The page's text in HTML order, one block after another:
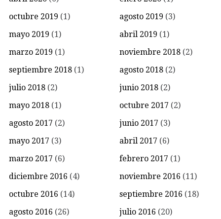
octubre 2019 (1) agosto 2019 (3)
mayo 2019 (1) abril 2019 (1)
marzo 2019 (1) noviembre 2018 (2)
septiembre 2018 (1) agosto 2018 (2)
julio 2018 (2) junio 2018 (2)
mayo 2018 (1) octubre 2017 (2)
agosto 2017 (2) junio 2017 (3)
mayo 2017 (3) abril 2017 (6)
marzo 2017 (6) febrero 2017 (1)
diciembre 2016 (4) noviembre 2016 (11)
octubre 2016 (14) septiembre 2016 (18)
agosto 2016 (26) julio 2016 (20)